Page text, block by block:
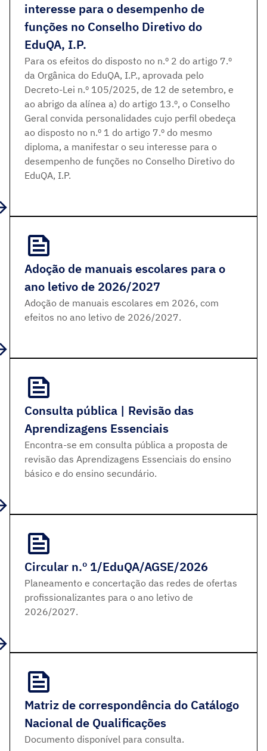
interesse para o desempenho de
funções no Conselho Diretivo do
EduQA, I.P.
Para os efeitos do disposto no n.º 2 do artigo 7.º
da Orgânica do EduQA, I.P., aprovada pelo
Decreto-Lei n.º 105/2025, de 12 de setembro, e
ao abrigo da alínea a) do artigo 13.º, o Conselho
Geral convida personalidades cujo perfil obedeça
ao disposto no n.º 1 do artigo 7.º do mesmo
diploma, a manifestar o seu interesse para o
desempenho de funções no Conselho Diretivo do
EduQA, I.P.
Adoção de manuais escolares para o
ano letivo de 2026/2027
Adoção de manuais escolares em 2026, com
efeitos no ano letivo de 2026/2027.
Consulta pública | Revisão das
Aprendizagens Essenciais
Encontra-se em consulta pública a proposta de
revisão das Aprendizagens Essenciais do ensino
básico e do ensino secundário.
Circular n.º 1/EduQA/AGSE/2026
Planeamento e concertação das redes de ofertas
profissionalizantes para o ano letivo de
2026/2027.
Matriz de correspondência do Catálogo
Nacional de Qualificações
Documento disponível para consulta.